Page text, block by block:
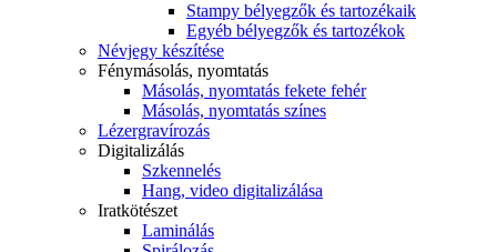
Stampy bélyegzők és tartozékaik
Egyéb bélyegzők és tartozékok
Névjegy készítése
Fénymásolás, nyomtatás
Másolás, nyomtatás fekete fehér
Másolás, nyomtatás színes
Lézergravírozás
Digitalizálás
Szkennelés
Hang, video digitalizálása
Iratkötészet
Laminálás